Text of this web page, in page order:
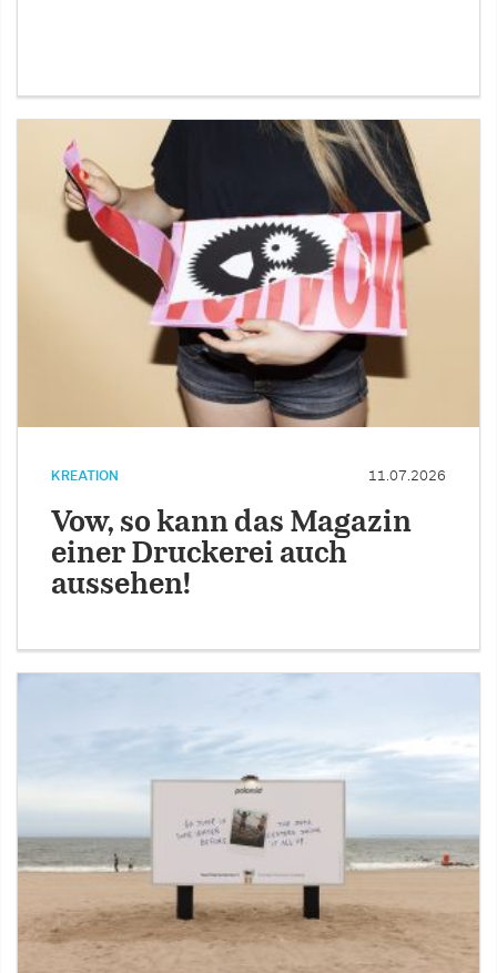
KREATION 11.07.2026
Vow, so kann das Magazin
einer Druckerei auch
aussehen!